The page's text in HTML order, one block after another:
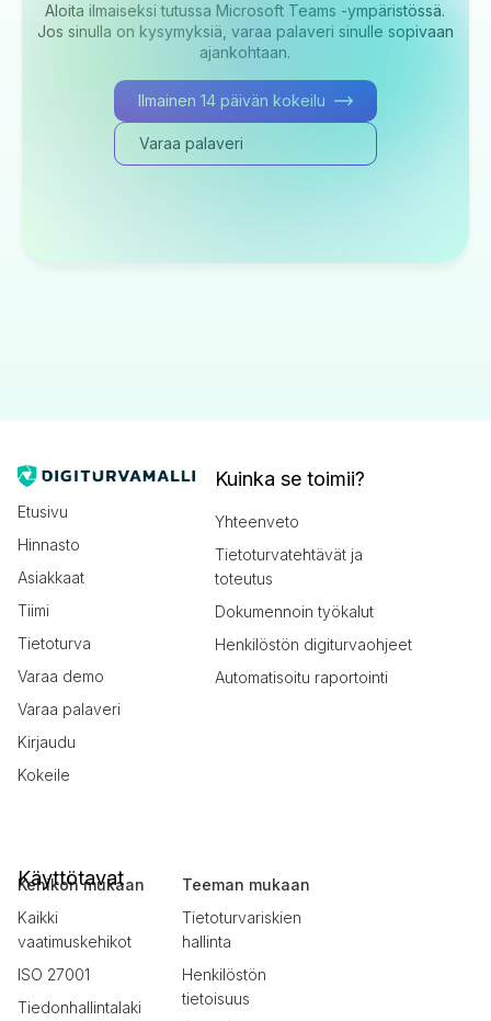
Aloita ilmaiseksi tutussa Microsoft Teams -ympäristössä.
Jos sinulla on kysymyksiä, varaa palaveri sinulle sopivaan
ajankohtaan.
Ilmainen 14 päivän kokeilu
Varaa palaveri
Etusivu
Hinnasto
Asiakkaat
Tiimi
Tietoturva
Varaa demo
Varaa palaveri
Kirjaudu
Kokeile
Kuinka se toimii?
Yhteenveto
Tietoturvatehtävät ja
toteutus
Dokumennoin työkalut
Henkilöstön digiturvaohjeet
Automatisoitu raportointi
Käyttötavat
Kehikon mukaan
Kaikki
vaatimuskehikot
ISO 27001
Tiedonhallintalaki
Teeman mukaan
Tietoturvariskien
hallinta
Henkilöstön
tietoisuus